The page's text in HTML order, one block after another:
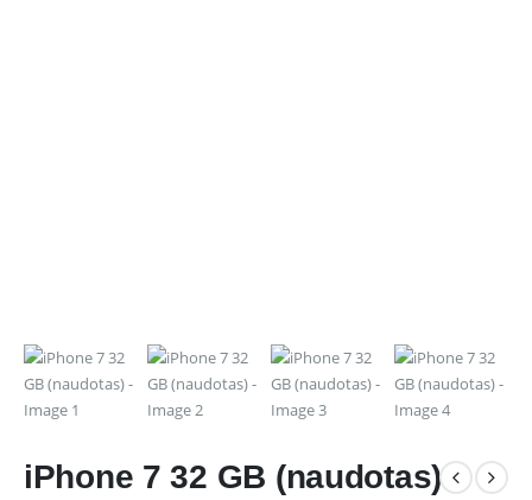
iPhone 7 32 GB (naudotas)